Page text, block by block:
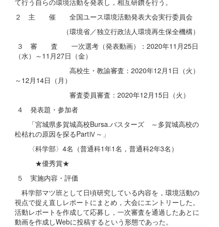
２ 主 催 全国ユース環境活動発表大会実行委員会
（環境省／独立行政法人環境再生保全機構）
３ 審 査 一次選考（発表動画）：2020年11月25日
（水）～11月27日（金）
高校生・教諭審査：2020年12月1日（火）
～12月14日（月）
審査委員審査：2020年12月15日（火）
４ 発表題・参加者
「宮城県多賀城高校Bursa.バスターズ ～多賀城高校の
松枯れの原因を探るPartⅣ～」
〈科学部〉4名（普通科1年1名，普通科2年3名）
★優秀賞★
５ 実施内容・評価
科学部マツ班として日頃研究している内容を，環境活動の
視点で捉え直しレポートにまとめ，大会にエントリーした。
活動レポートを作成して応募し，一次審査を通過したあとに
動画を作成しWebに投稿するという形態であった。